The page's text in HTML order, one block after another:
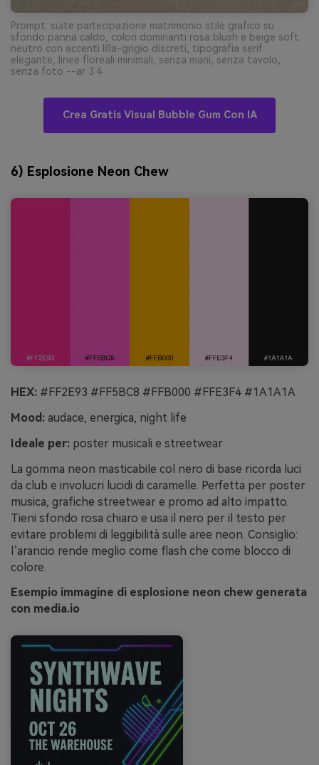
Prompt: suite partecipazione matrimonio stile grafico su
sfondo panna caldo, colori dominanti rosa blush e beige soft
neutro con accenti lilla-grigio discreti, tipografia serif
elegante, linee floreali minimali, senza mani, senza tavolo,
senza foto --ar 3:4
Crea Gratis Visual Bubble Gum Con IA
6) Esplosione Neon Chew
HEX: #FF2E93 #FF5BC8 #FFB000 #FFE3F4 #1A1A1A
Mood: audace, energica, night life
Ideale per: poster musicali e streetwear
La gomma neon masticabile col nero di base ricorda luci
da club e involucri lucidi di caramelle. Perfetta per poster
musica, grafiche streetwear e promo ad alto impatto.
Tieni sfondo rosa chiaro e usa il nero per il testo per
evitare problemi di leggibilità sulle aree neon. Consiglio:
l’arancio rende meglio come flash che come blocco di
colore.
Esempio immagine di esplosione neon chew generata
con media.io